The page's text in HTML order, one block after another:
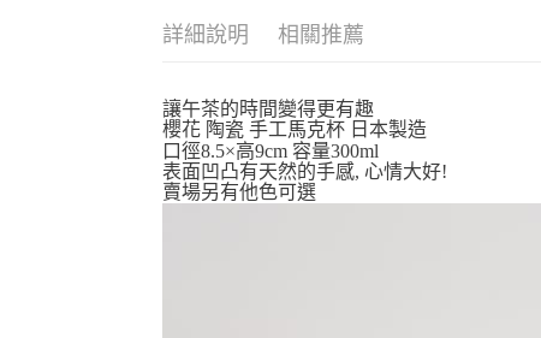
詳細說明 相關推薦
讓午茶的時間變得更有趣
櫻花 陶瓷 手工馬克杯 日本製造
口徑8.5×高9cm 容量300ml
表面凹凸有天然的手感, 心情大好!
賣場另有他色可選